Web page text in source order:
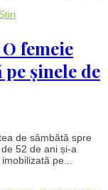
Stiri
femeie
șinele de
de sâmbătă spre
52 de ani și-a
pe...